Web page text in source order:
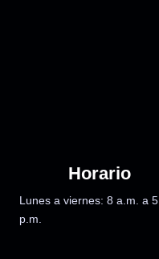
Horario
Lunes a viernes: 8 a.m. a 5
p.m.